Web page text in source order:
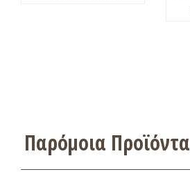
Παρόμοια Προϊόντα